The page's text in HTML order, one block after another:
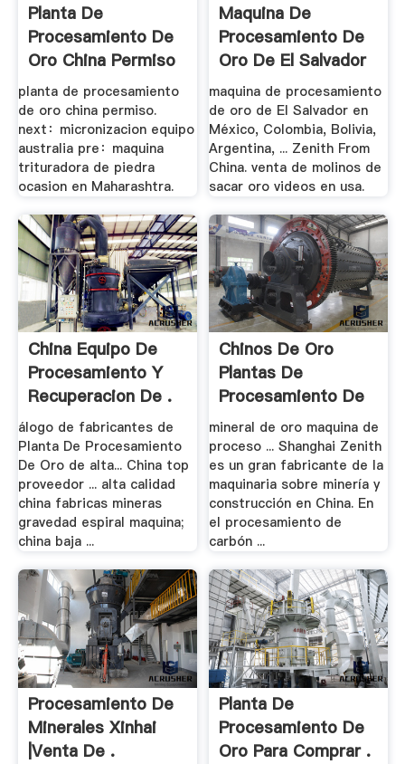
Planta De
Procesamiento De
Oro China Permiso
- .
planta de procesamiento
de oro china permiso.
next：micronizacion equipo
australia pre：maquina
trituradora de piedra
ocasion en Maharashtra.
Maquina De
Procesamiento De
Oro De El Salvador
...
maquina de procesamiento
de oro de El Salvador en
México, Colombia, Bolivia,
Argentina, ... Zenith From
China. venta de molinos de
sacar oro videos en usa.
China Equipo De
Procesamiento Y
Recuperacion De .
álogo de fabricantes de
Planta De Procesamiento
De Oro de alta... China top
proveedor ... alta calidad
china fabricas mineras
gravedad espiral maquina;
china baja ...
Chinos De Oro
Plantas De
Procesamiento De
Mineral
mineral de oro maquina de
proceso ... Shanghai Zenith
es un gran fabricante de la
maquinaria sobre minería y
construcción en China. En
el procesamiento de
carbón ...
Procesamiento De
Minerales Xinhai
|venta De .
Planta De
Procesamiento De
Oro Para Comprar .